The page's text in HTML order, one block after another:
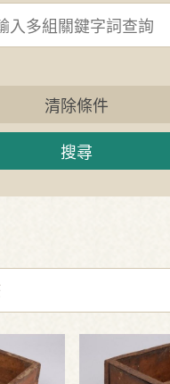
清除條件
搜尋